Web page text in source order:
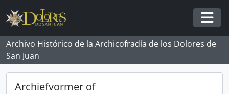
Skip to main content
Archivo Histórico de la Archicofradía de los Dolores de
San Juan
Archiefvormer of